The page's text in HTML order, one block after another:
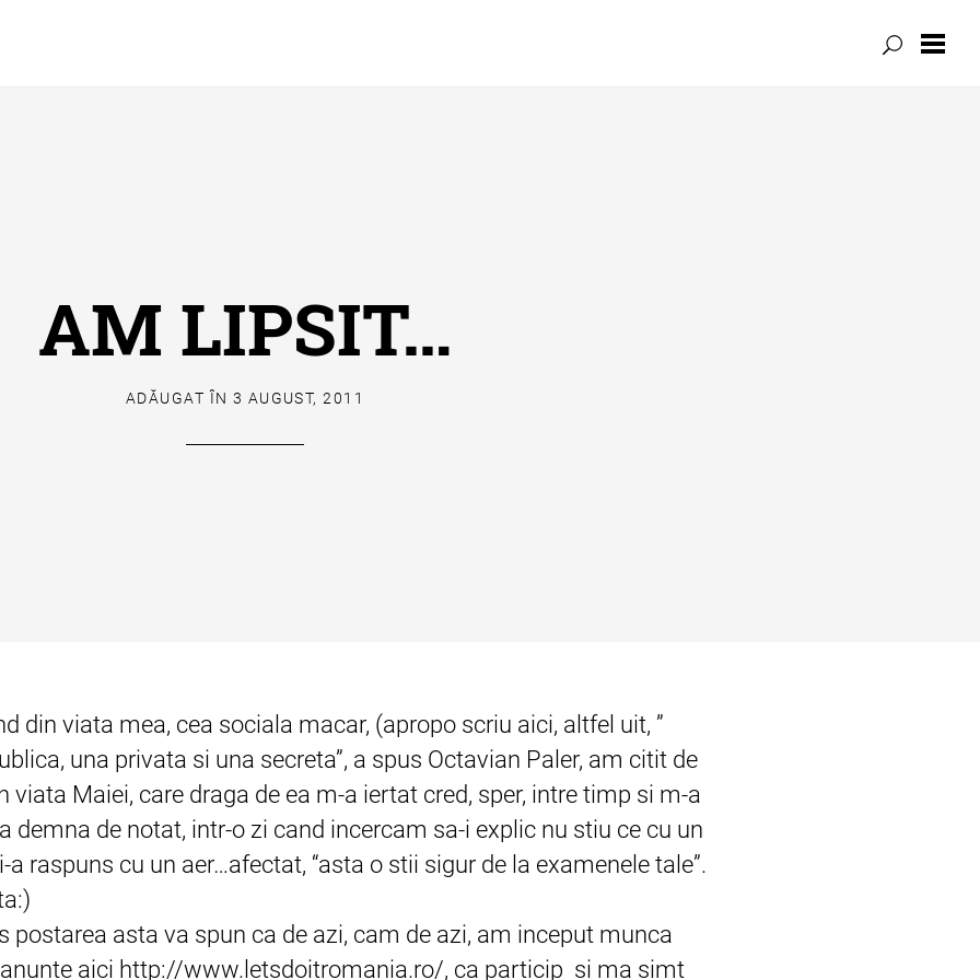
AM LIPSIT…
ADĂUGAT ÎN 3 AUGUST, 2011
din viata mea, cea sociala macar, (apropo scriu aici, altfel uit, ”
una privata si una secreta”, a spus Octavian Paler, am citit de
viata Maiei, care draga de ea m-a iertat cred, sper, intre timp si m-a
demna de notat, intr-o zi cand incercam sa-i explic nu stiu ce cu un
raspuns cu un aer…afectat, “asta o stii sigur de la examenele tale”.
postarea asta va spun ca de azi, cam de azi, am inceput munca
aici http://www.letsdoitromania.ro/, ca particip si ma simt